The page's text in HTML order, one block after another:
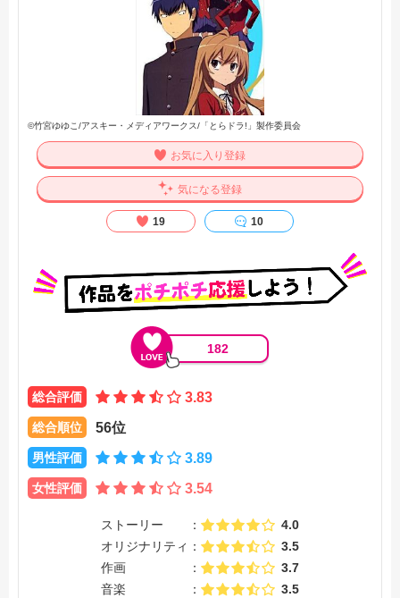
©竹宮ゆゆこ/アスキー・メディアワークス/「とらドラ!」製作委員会
お気に入り登録
気になる登録
19 10
182
総合評価 3.83
総合順位 56位
男性評価 3.89
女性評価 3.54
ストーリー
4.0
オリジナリティ
3.5
作画
3.7
音楽
3.5